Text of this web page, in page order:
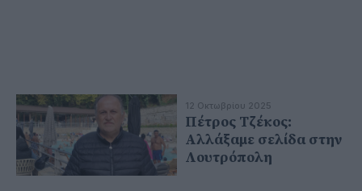
12 Οκτωβρίου 2025
Πέτρος Τζέκος:
Αλλάξαμε σελίδα στην
Λουτρόπολη